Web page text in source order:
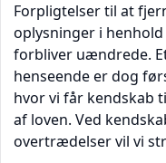
Forpligtelser til at
oplysninger i
forbliver uændrede.
henseende er dog
hvor vi får kendskab
af loven. Ved
overtrædelser vil vi